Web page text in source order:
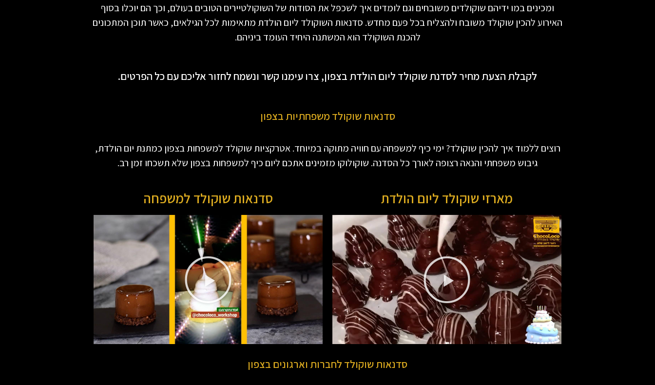
ומכינים במו ידיהם שוקולדים משובחים וגם לומדים איך לשכפל את הסודות של השוקולטיירים הטובים בעולם, וכך הם יוכלו בסוף
האירוע להכין שוקולד משובח ולהצליח בכל פעם מחדש. סדנאות השוקולד ליום הולדת מתאימות לכל הגילאים, כאשר תוכן המתכונים
להכנת השוקולד הוא המשתנה היחיד העומד ביניהם.
לקבלת הצעת מחיר לסדנת שוקולד ליום הולדת בצפון, צרו עימנו קשר ונשמח לחזור אליכם עם כל הפרטים.
סדנאות שוקולד משפחתיות בצפון
רוצים ללמוד איך להכין שוקולד? ימי כיף למשפחה עם חוויה מתוקה במיוחד. אטרקציות שוקולד למשפחות בצפון כמתנת יום הולדת,
גיבוש משפחתי והנאה רצופה לאורך כל הסדנה. שוקולוקו מזמינים אתכם ליום כיף למשפחות בצפון שלא תשכחו זמן רב.
מארזי שוקולד ליום הולדת סדנאות שוקולד למשפחה
סדנאות שוקולד לחברות וארגונים בצפון